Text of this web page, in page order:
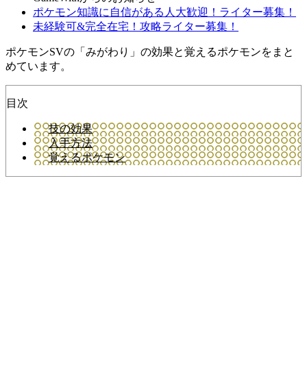
ポケモン知識に自信がある人大歓迎！ライター募集！
未経験可&完全在宅！攻略ライター募集！
ポケモンSVの「みがわり」の効果と覚えるポケモンをまと
めています。
目次
技の効果
入手方法
覚えるポケモン